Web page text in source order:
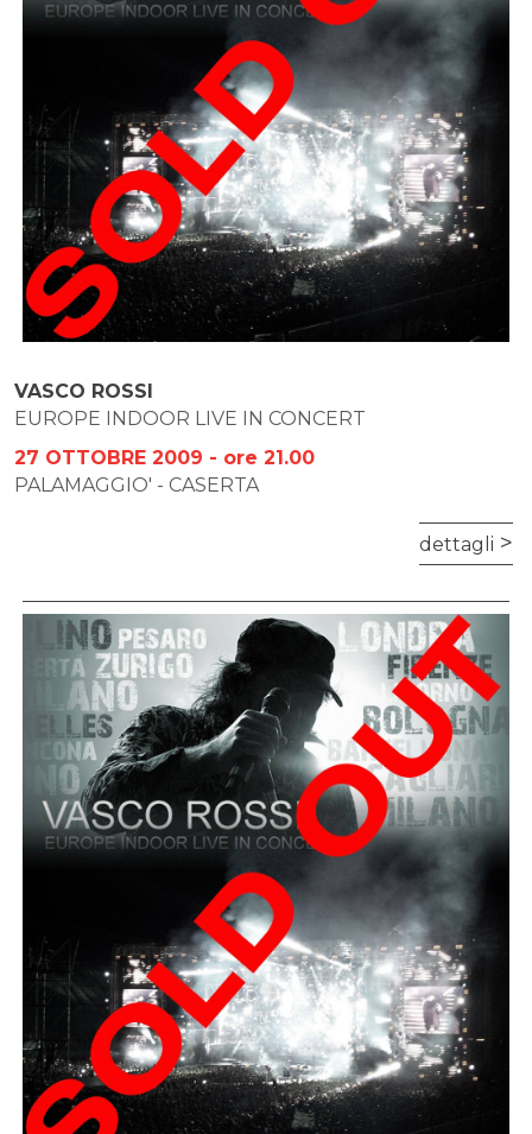
VASCO ROSSI
EUROPE INDOOR LIVE IN CONCERT
27 OTTOBRE 2009 - ore 21.00
PALAMAGGIO' - CASERTA
dettagli